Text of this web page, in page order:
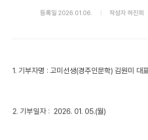
등록일 2026.01.06. 작성자 하진희
1. 기부자명 : 고미선생(경주인문학) 김원미 대
2. 기부일자 : 2026. 01. 05.(월)